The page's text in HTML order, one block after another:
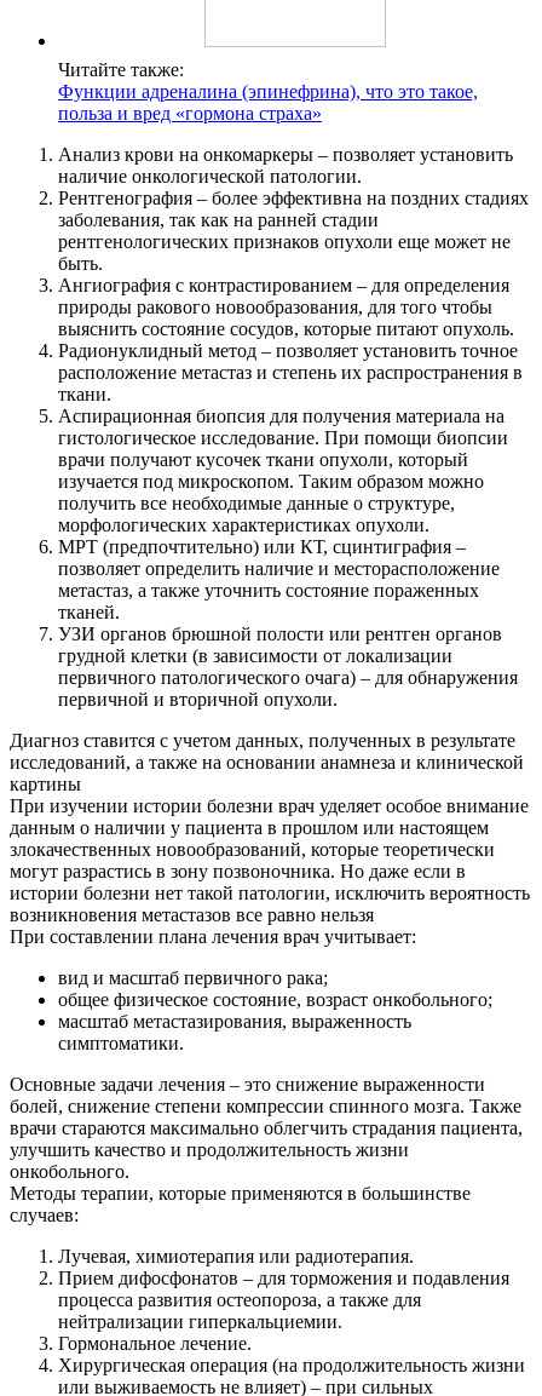
Читайте также:
Функции адреналина (эпинефрина), что это такое,
польза и вред «гормона страха»
Анализ крови на онкомаркеры – позволяет установить
наличие онкологической патологии.
Рентгенография – более эффективна на поздних стадиях
заболевания, так как на ранней стадии
рентгенологических признаков опухоли еще может не
быть.
Ангиография с контрастированием – для определения
природы ракового новообразования, для того чтобы
выяснить состояние сосудов, которые питают опухоль.
Радионуклидный метод – позволяет установить точное
расположение метастаз и степень их распространения в
ткани.
Аспирационная биопсия для получения материала на
гистологическое исследование. При помощи биопсии
врачи получают кусочек ткани опухоли, который
изучается под микроскопом. Таким образом можно
получить все необходимые данные о структуре,
морфологических характеристиках опухоли.
МРТ (предпочтительно) или КТ, сцинтиграфия –
позволяет определить наличие и месторасположение
метастаз, а также уточнить состояние пораженных
тканей.
УЗИ органов брюшной полости или рентген органов
грудной клетки (в зависимости от локализации
первичного патологического очага) – для обнаружения
первичной и вторичной опухоли.
Диагноз ставится с учетом данных, полученных в результате
исследований, а также на основании анамнеза и клинической
картины
При изучении истории болезни врач уделяет особое внимание
данным о наличии у пациента в прошлом или настоящем
злокачественных новообразований, которые теоретически
могут разрастись в зону позвоночника. Но даже если в
истории болезни нет такой патологии, исключить вероятность
возникновения метастазов все равно нельзя
При составлении плана лечения врач учитывает:
вид и масштаб первичного рака;
общее физическое состояние, возраст онкобольного;
масштаб метастазирования, выраженность
симптоматики.
Основные задачи лечения – это снижение выраженности
болей, снижение степени компрессии спинного мозга. Также
врачи стараются максимально облегчить страдания пациента,
улучшить качество и продолжительность жизни
онкобольного.
Методы терапии, которые применяются в большинстве
случаев:
Лучевая, химиотерапия или радиотерапия.
Прием дифосфонатов – для торможения и подавления
процесса развития остеопороза, а также для
нейтрализации гиперкальциемии.
Гормональное лечение.
Хирургическая операция (на продолжительность жизни
или выживаемость не влияет) – при сильных